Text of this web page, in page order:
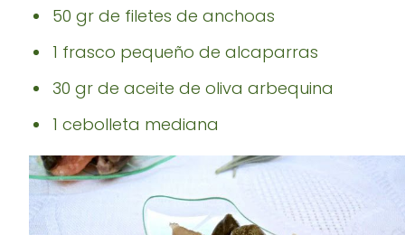
50 gr de filetes de anchoas
1 frasco pequeño de alcaparras
30 gr de aceite de oliva arbequina
1 cebolleta mediana